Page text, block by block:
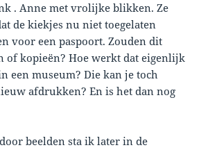
. Anne met vrolijke blikken. Ze
de kiekjes nu niet toegelaten
voor een paspoort. Zouden dit
of kopieën? Hoe werkt dat eigenlijk
een museum? Die kan je toch
afdrukken? En is het dan nog
beelden sta ik later in de